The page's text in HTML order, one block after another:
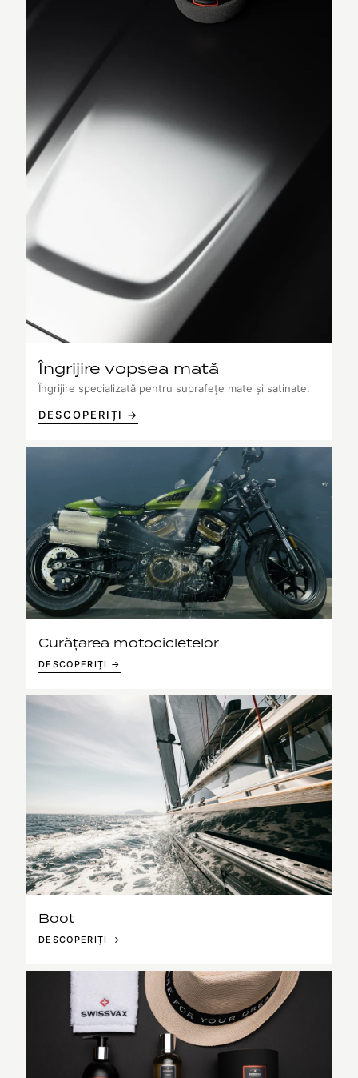
Îngrijire vopsea mată
Îngrijire specializată pentru suprafețe mate și satinate.
DESCOPERIȚI →
Curățarea motocicletelor
DESCOPERIȚI →
Boot
DESCOPERIȚI →